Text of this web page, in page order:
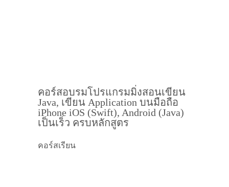
คอร์สอบรมโปรแกรมมิ่งสอนเขียน
Java, เขียน Application บนมือถือ
iPhone iOS (Swift), Android (Java)
เป็นเร็ว ครบหลักสูตร
คอร์สเรียน